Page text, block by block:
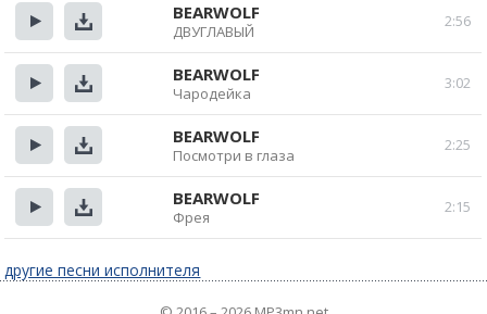
Прослушать
Скачать
2:56
BEARWOLF
ДВУГЛАВЫЙ
Прослушать
Скачать
3:02
BEARWOLF
Чародейка
Прослушать
Скачать
2:25
BEARWOLF
Посмотри в глаза
Прослушать
Скачать
2:15
BEARWOLF
Фрея
другие песни исполнителя